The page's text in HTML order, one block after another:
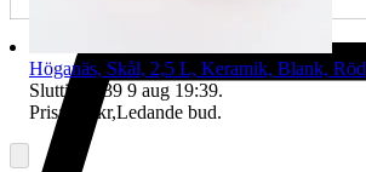
Höganäs, Skål, 2,5 L, Keramik, Blank, Röd
Sluttid
19:39 9 aug 19:39.
Pris: 320 kr,Ledande bud.